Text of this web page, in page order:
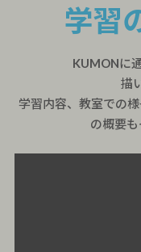
学習
KUMONに
描
学習内容、教室での
の概要も